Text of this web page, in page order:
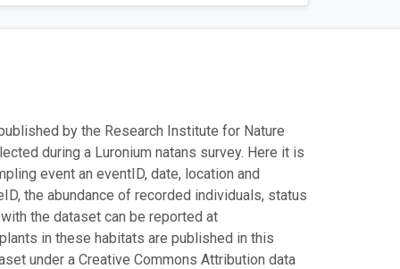
by the Research Institute for Nature
during a Luronium natans survey. Here it is
event an eventID, date, location and
the abundance of recorded individuals, status
the dataset can be reported at
in these habitats are published in this
under a Creative Commons Attribution data